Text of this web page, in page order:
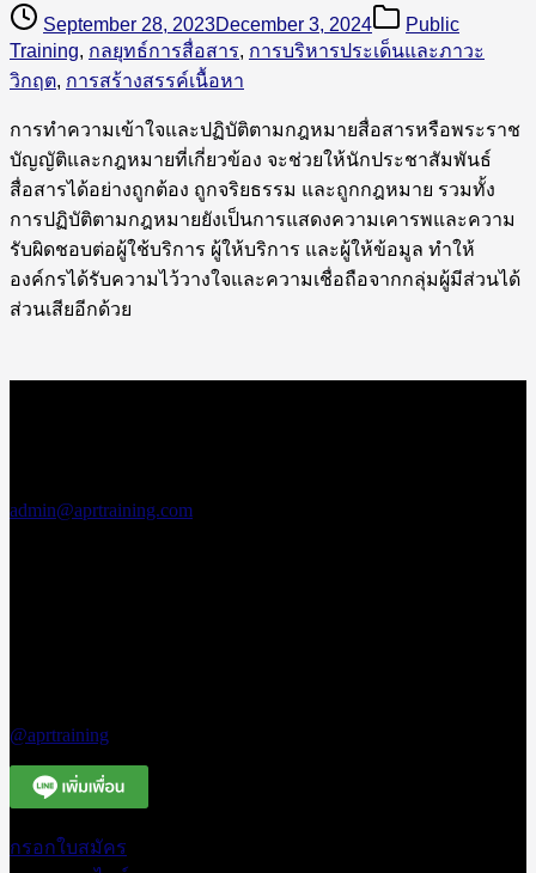
September 28, 2023December 3, 2024
Public
Training, กลยุทธ์การสื่อสาร, การบริหารประเด็นและภาวะ
วิกฤต, การสร้างสรรค์เนื้อหา
การทำความเข้าใจและปฏิบัติตามกฎหมายสื่อสารหรือพระราช
บัญญัติและกฎหมายที่เกี่ยวข้อง จะช่วยให้นักประชาสัมพันธ์
สื่อสารได้อย่างถูกต้อง ถูกจริยธรรม และถูกกฎหมาย รวมทั้ง
การปฏิบัติตามกฎหมายยังเป็นการแสดงความเคารพและความ
รับผิดชอบต่อผู้ใช้บริการ ผู้ให้บริการ และผู้ให้ข้อมูล ทำให้
องค์กรได้รับความไว้วางใจและความเชื่อถือจากกลุ่มผู้มีส่วนได้
ส่วนเสียอีกด้วย
admin@aprtraining.com
@aprtraining
กรอกใบสมัคร